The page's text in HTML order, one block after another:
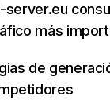
más
de